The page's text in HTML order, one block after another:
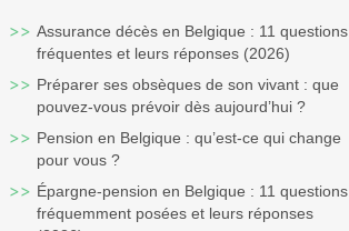
Assurance décès en Belgique : 11 questions
fréquentes et leurs réponses (2026)
Préparer ses obsèques de son vivant : que
pouvez-vous prévoir dès aujourd’hui ?
Pension en Belgique : qu’est-ce qui change
pour vous ?
Épargne-pension en Belgique : 11 questions
fréquemment posées et leurs réponses